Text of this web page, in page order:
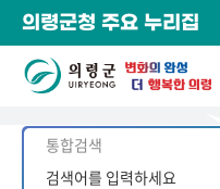
의령군청 주요 누리집